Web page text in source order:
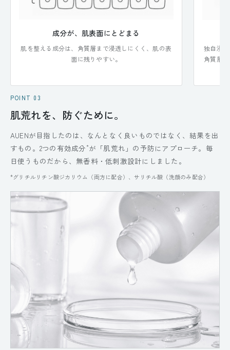
成分が、肌表面にとどまる
肌を整える成分は、角質層まで浸透しにくく、肌の表
面に残りやすい。
独自浸
角質層
POINT 03
肌荒れを、防ぐために。
AUENが目指したのは、なんとなく良いものではなく、結果を出
すもの。2つの有効成分*が「肌荒れ」の予防にアプローチ。毎
日使うものだから、無香料・低刺激設計にしました。
*グリチルリチン酸ジカリウム（両方に配合）、サリチル酸（洗顔のみ配合）